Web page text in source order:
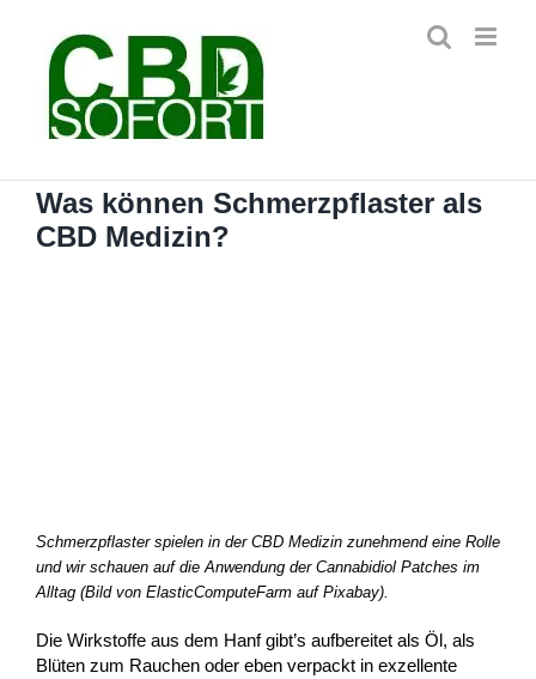
springen
Was können Schmerzpflaster als
CBD Medizin?
Schmerzpflaster spielen in der CBD Medizin zunehmend eine Rolle
und wir schauen auf die Anwendung der Cannabidiol Patches im
Alltag (Bild von ElasticComputeFarm auf Pixabay).
Die Wirkstoffe aus dem Hanf gibt’s aufbereitet als Öl, als
Blüten zum Rauchen oder eben verpackt in exzellente